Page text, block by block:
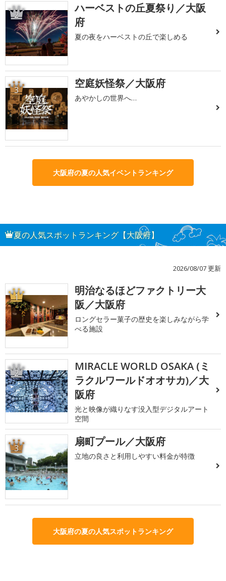
2
ハーベストの丘夏祭り／大阪
府
夏の夜をハーベストの丘で楽しめる
3 空庭妖怪祭／大阪府
あやかしの世界へ…
大阪府の夏の人気イベントランキング
夏の人気スポットランキング【大阪府】
2026/08/07 更新
1
明治なるほどファクトリー大
阪／大阪府
ロングセラー菓子の歴史を楽しみながら学
べる施設
2
MIRACLE WORLD OSAKA (ミ
ラクルワールドオオサカ)／大
阪府
光と映像が織りなす没入型デジタルアート
空間
3 扇町プール／大阪府
立地の良さと利用しやすい料金が特徴
大阪府の夏の人気スポットランキング